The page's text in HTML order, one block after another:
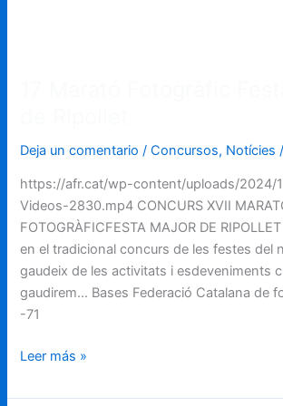
Deja un comentario /Concursos, Notícies
https://afr.cat/wp-content/uploads/2024/
Videos-2830.mp4 CONCURS XVII
FOTOGRÀFICFESTA MAJOR DE
en el tradicional concurs de les festes del
gaudeix de les activitats i esdeveniments
gaudirem… Bases Federació Catalana de
-71
Leer más »